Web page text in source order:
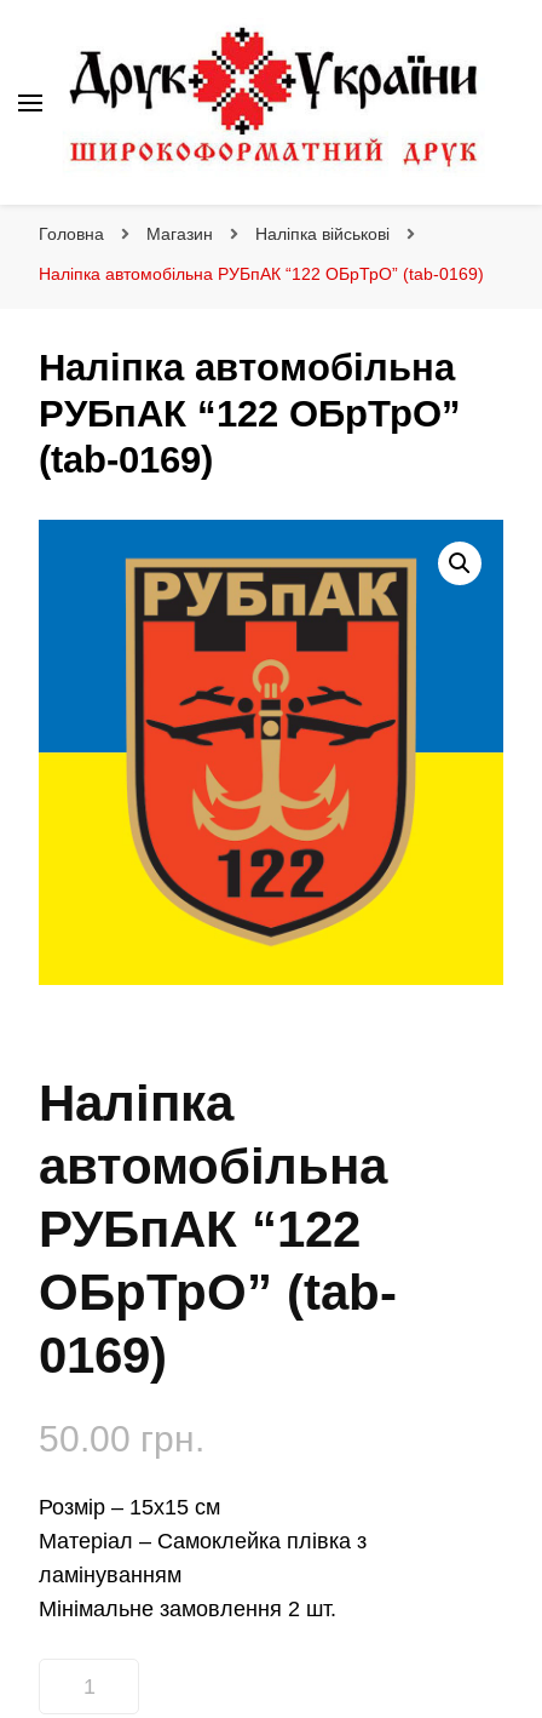
Головна Магазин Наліпка військові
Наліпка автомобільна РУБпАК “122 ОБрТрО” (tab-0169)
Наліпка автомобільна
РУБпАК “122 ОБрТрО”
(tab-0169)
Наліпка
автомобільна
РУБпАК “122
ОБрТрО” (tab-
0169)
50.00 грн.
Розмір – 15х15 см
Матеріал – Самоклейка плівка з
ламінуванням
Мінімальне замовлення 2 шт.
Наліпка